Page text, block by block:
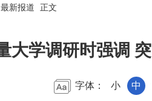
最新报道 正文
大学调研时强调
字体： 小 中